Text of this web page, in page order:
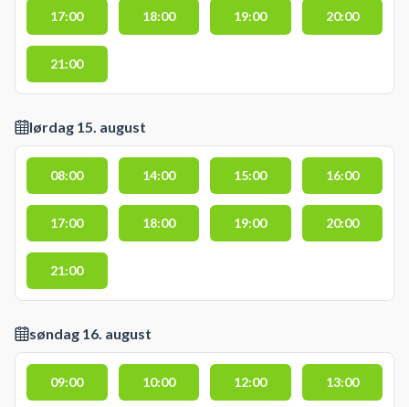
17:00 18:00 19:00 20:00
21:00
lørdag 15. august
08:00 14:00 15:00 16:00
17:00 18:00 19:00 20:00
21:00
søndag 16. august
09:00 10:00 12:00 13:00